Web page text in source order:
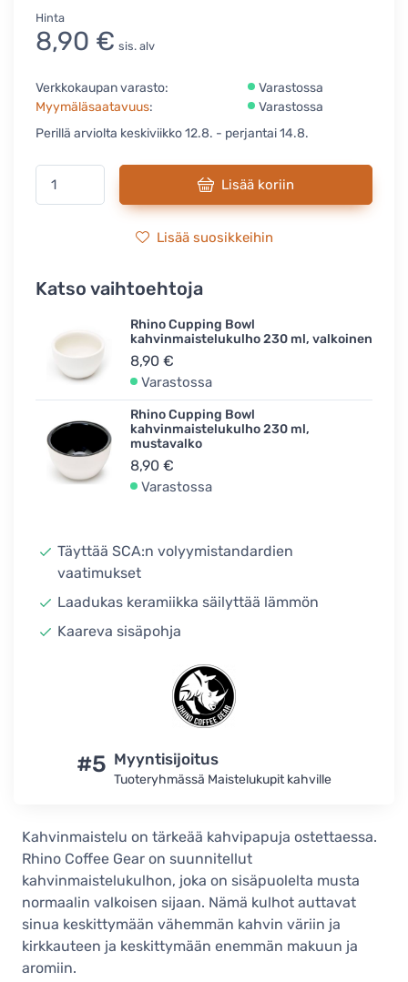
Hinta
8,90 € sis. alv
Verkkokaupan varasto:
Varastossa
Myymäläsaatavuus:
Varastossa
Perillä arviolta keskiviikko 12.8. - perjantai 14.8.
Lisää koriin
Lisää suosikkeihin
Katso vaihtoehtoja
Rhino Cupping Bowl
kahvinmaistelukulho 230 ml, valkoinen
8,90 €
Varastossa
Rhino Cupping Bowl
kahvinmaistelukulho 230 ml,
mustavalko
8,90 €
Varastossa
Täyttää SCA:n volyymistandardien
vaatimukset
Laadukas keramiikka säilyttää lämmön
Kaareva sisäpohja
#5 Myyntisijoitus
Tuoteryhmässä Maistelukupit kahville
Kahvinmaistelu on tärkeää kahvipapuja ostettaessa.
Rhino Coffee Gear on suunnitellut
kahvinmaistelukulhon, joka on sisäpuolelta musta
normaalin valkoisen sijaan. Nämä kulhot auttavat
sinua keskittymään vähemmän kahvin väriin ja
kirkkauteen ja keskittymään enemmän makuun ja
aromiin.